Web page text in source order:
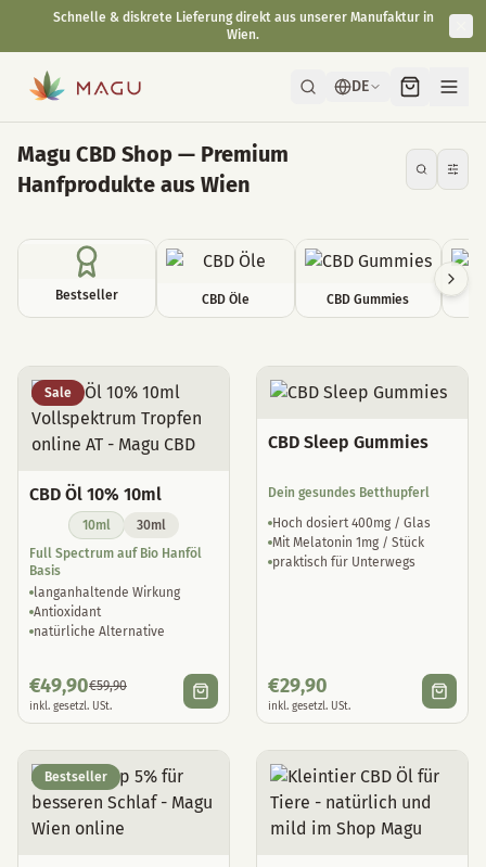
DE
Magu CBD Shop — Premium
Hanfprodukte aus Wien
Bestseller CBD Öle CBD Gummies
Alle Produkte
Sale
CBD Öl 10% 10ml
10ml
30ml
Full Spectrum auf Bio Hanföl
Basis
langanhaltende Wirkung
Antioxidant
natürliche Alternative
€49,90€59,90
inkl. gesetzl. USt.
CBD Sleep Gummies
Dein gesundes Betthupferl
Hoch dosiert 400mg / Glas
Mit Melatonin 1mg / Stück
praktisch für Unterwegs
€29,90
inkl. gesetzl. USt.
Bestseller
Schnelle & diskrete Lieferung direkt aus unserer Manufaktur in
Wien.